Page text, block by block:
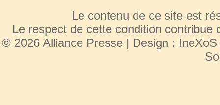
Le contenu de ce site est
Le respect de cette condition
© 2026 Alliance Presse | Design : IneXoS